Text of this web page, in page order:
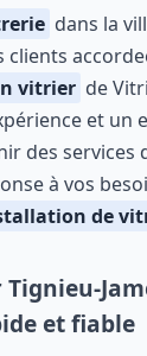
dans la
clients
vitrier de
et un
des services
à vos
de
et fiable